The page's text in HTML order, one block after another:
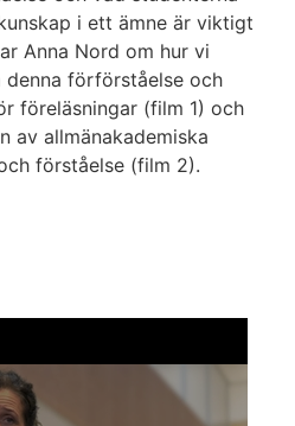
i ett ämne är viktigt
Anna Nord om hur vi
förförståelse och
föreläsningar (film 1) och
av allmänakademiska
förståelse (film 2).